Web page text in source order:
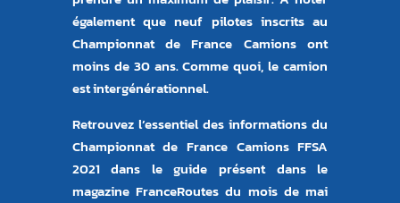
également que neuf pilotes inscrits au
Championnat de France Camions ont
moins de 30 ans. Comme quoi, le camion
est intergénérationnel.
Retrouvez l’essentiel des informations du
Championnat de France Camions FFSA
2021 dans le guide présent dans le
magazine FranceRoutes du mois de mai